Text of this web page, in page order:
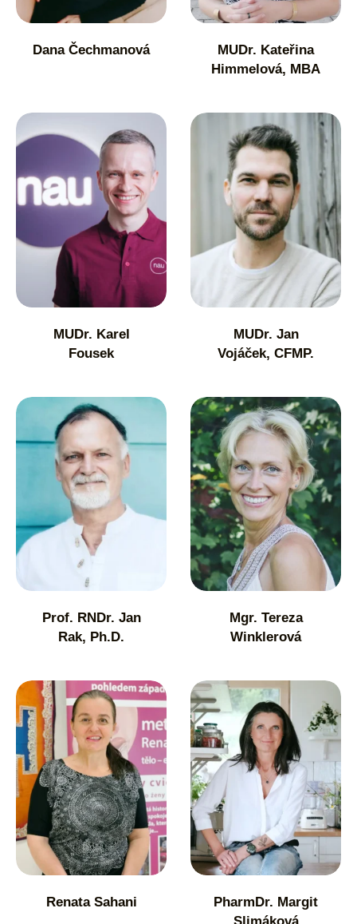
Dana Čechmanová
MUDr. Kateřina
Himmelová, MBA
MUDr. Karel
Fousek
MUDr. Jan
Vojáček, CFMP.
Prof. RNDr. Jan
Rak, Ph.D.
Mgr. Tereza
Winklerová
Renata Sahani
PharmDr. Margit